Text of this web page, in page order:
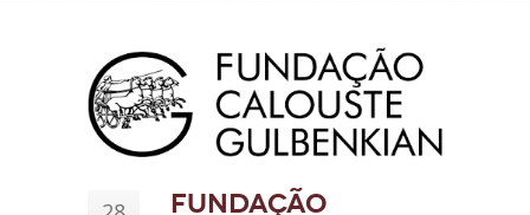
Fundação